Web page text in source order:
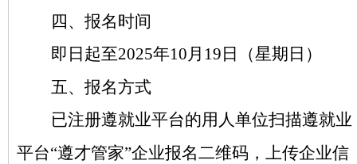
四、报名时间
即日起至2025年10月19日（星期日）
五、报名方式
已注册遵就业平台的用人单位扫描遵就业
平台“遵才管家”企业报名二维码，上传企业信